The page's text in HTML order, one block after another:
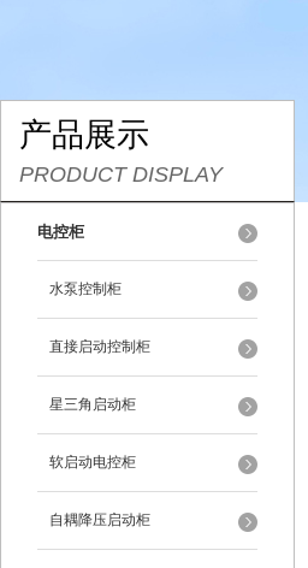
产品展示
PRODUCT DISPLAY
电控柜
水泵控制柜
直接启动控制柜
星三角启动柜
软启动电控柜
自耦降压启动柜